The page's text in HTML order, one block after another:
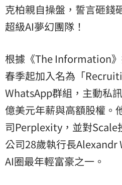
克柏親自操盤，誓言砸錢
超級AI夢幻團隊！
根據《The Information
春季起加入名為「
WhatsApp群組，主動私
億美元年薪與高額股權。
司Perplexity，並對Scale
公司28歲執行長Alexandr
AI圈最年輕富豪之一。